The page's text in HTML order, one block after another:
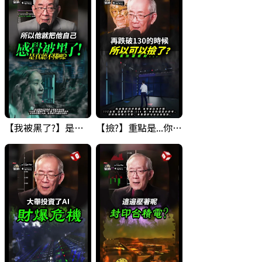
【我被黑了?】是真的聽不懂嗎...還是... #股票分析 #因果分析 【撿?】重點是...你敢撿嗎? 要撿什麼??? #科技四巨頭 #股票分析 #投資